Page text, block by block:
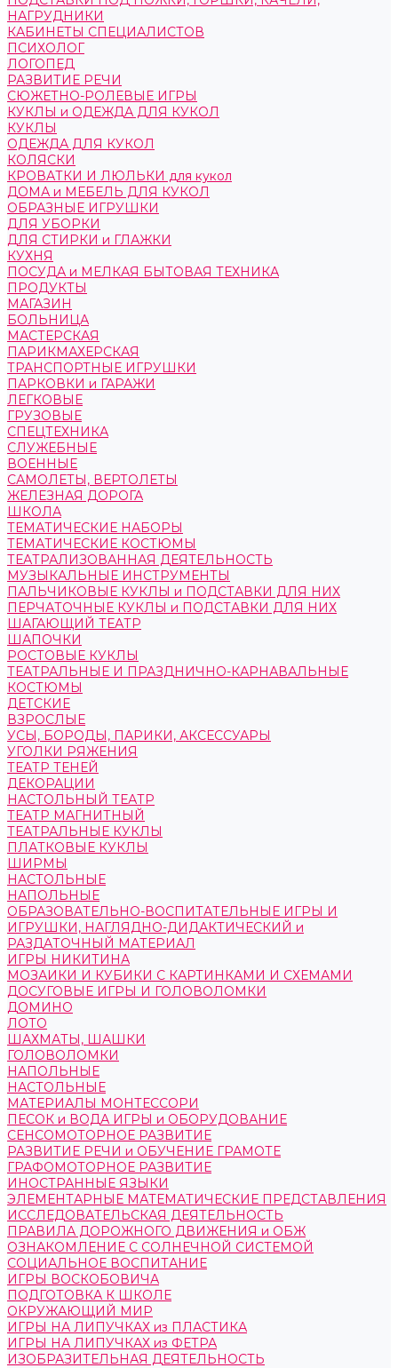
НАГРУДНИКИ
КАБИНЕТЫ СПЕЦИАЛИСТОВ
ПСИХОЛОГ
ЛОГОПЕД
РАЗВИТИЕ РЕЧИ
СЮЖЕТНО-РОЛЕВЫЕ ИГРЫ
КУКЛЫ и ОДЕЖДА ДЛЯ КУКОЛ
КУКЛЫ
ОДЕЖДА ДЛЯ КУКОЛ
КОЛЯСКИ
КРОВАТКИ И ЛЮЛЬКИ для кукол
ДОМА и МЕБЕЛЬ ДЛЯ КУКОЛ
ОБРАЗНЫЕ ИГРУШКИ
ДЛЯ УБОРКИ
ДЛЯ СТИРКИ и ГЛАЖКИ
КУХНЯ
ПОСУДА и МЕЛКАЯ БЫТОВАЯ ТЕХНИКА
ПРОДУКТЫ
МАГАЗИН
БОЛЬНИЦА
МАСТЕРСКАЯ
ПАРИКМАХЕРСКАЯ
ТРАНСПОРТНЫЕ ИГРУШКИ
ПАРКОВКИ и ГАРАЖИ
ЛЕГКОВЫЕ
ГРУЗОВЫЕ
СПЕЦТЕХНИКА
СЛУЖЕБНЫЕ
ВОЕННЫЕ
САМОЛЕТЫ, ВЕРТОЛЕТЫ
ЖЕЛЕЗНАЯ ДОРОГА
ШКОЛА
ТЕМАТИЧЕСКИЕ НАБОРЫ
ТЕМАТИЧЕСКИЕ КОСТЮМЫ
ТЕАТРАЛИЗОВАННАЯ ДЕЯТЕЛЬНОСТЬ
МУЗЫКАЛЬНЫЕ ИНСТРУМЕНТЫ
ПАЛЬЧИКОВЫЕ КУКЛЫ и ПОДСТАВКИ ДЛЯ НИХ
ПЕРЧАТОЧНЫЕ КУКЛЫ и ПОДСТАВКИ ДЛЯ НИХ
ШАГАЮЩИЙ ТЕАТР
ШАПОЧКИ
РОСТОВЫЕ КУКЛЫ
ТЕАТРАЛЬНЫЕ И ПРАЗДНИЧНО-КАРНАВАЛЬНЫЕ
КОСТЮМЫ
ДЕТСКИЕ
ВЗРОСЛЫЕ
УСЫ, БОРОДЫ, ПАРИКИ, АКСЕССУАРЫ
УГОЛКИ РЯЖЕНИЯ
ТЕАТР ТЕНЕЙ
ДЕКОРАЦИИ
НАСТОЛЬНЫЙ ТЕАТР
ТЕАТР МАГНИТНЫЙ
ТЕАТРАЛЬНЫЕ КУКЛЫ
ПЛАТКОВЫЕ КУКЛЫ
ШИРМЫ
НАСТОЛЬНЫЕ
НАПОЛЬНЫЕ
ОБРАЗОВАТЕЛЬНО-ВОСПИТАТЕЛЬНЫЕ ИГРЫ И
ИГРУШКИ, НАГЛЯДНО-ДИДАКТИЧЕСКИЙ и
РАЗДАТОЧНЫЙ МАТЕРИАЛ
ИГРЫ НИКИТИНА
МОЗАИКИ И КУБИКИ С КАРТИНКАМИ И СХЕМАМИ
ДОСУГОВЫЕ ИГРЫ И ГОЛОВОЛОМКИ
ДОМИНО
ЛОТО
ШАХМАТЫ, ШАШКИ
ГОЛОВОЛОМКИ
НАПОЛЬНЫЕ
НАСТОЛЬНЫЕ
МАТЕРИАЛЫ МОНТЕССОРИ
ПЕСОК и ВОДА ИГРЫ и ОБОРУДОВАНИЕ
СЕНСОМОТОРНОЕ РАЗВИТИЕ
РАЗВИТИЕ РЕЧИ и ОБУЧЕНИЕ ГРАМОТЕ
ГРАФОМОТОРНОЕ РАЗВИТИЕ
ИНОСТРАННЫЕ ЯЗЫКИ
ЭЛЕМЕНТАРНЫЕ МАТЕМАТИЧЕСКИЕ ПРЕДСТАВЛЕНИЯ
ИССЛЕДОВАТЕЛЬСКАЯ ДЕЯТЕЛЬНОСТЬ
ПРАВИЛА ДОРОЖНОГО ДВИЖЕНИЯ и ОБЖ
ОЗНАКОМЛЕНИЕ С СОЛНЕЧНОЙ СИСТЕМОЙ
СОЦИАЛЬНОЕ ВОСПИТАНИЕ
ИГРЫ ВОСКОБОВИЧА
ПОДГОТОВКА К ШКОЛЕ
ОКРУЖАЮЩИЙ МИР
ИГРЫ НА ЛИПУЧКАХ из ПЛАСТИКА
ИГРЫ НА ЛИПУЧКАХ из ФЕТРА
ИЗОБРАЗИТЕЛЬНАЯ ДЕЯТЕЛЬНОСТЬ